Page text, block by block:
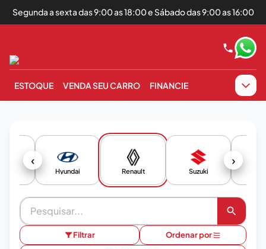
Segunda a sexta das 9:00 as 18:00 e Sábado das 9:00 as 16:00
ESTOQUE VENDA SEU CARRO FINANCIE
‹ ›
Hyundai Renault Suzuki
Filtrar Ordenar por